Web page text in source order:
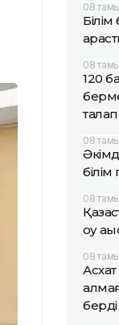
08
08
120
08
08
оқу
08
берді